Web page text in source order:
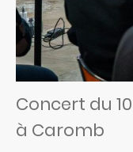
Concert du
à Caromb